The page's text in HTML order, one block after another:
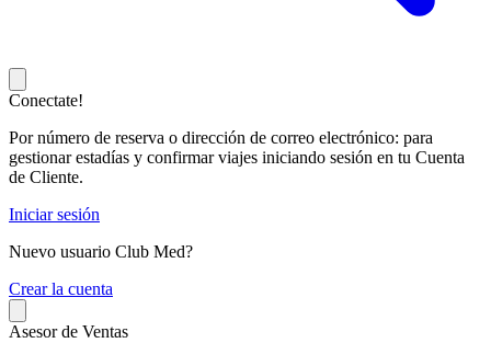
Conectate!
Por número de reserva o dirección de correo electrónico: para
gestionar estadías y confirmar viajes iniciando sesión en tu Cuenta
de Cliente.
Iniciar sesión
Nuevo usuario Club Med?
Crear la cuenta
Asesor de Ventas